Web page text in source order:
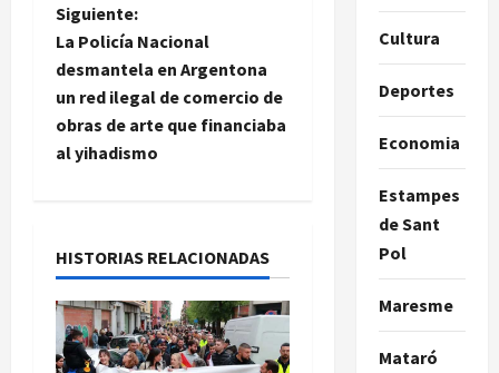
e
g
a
c
ó
n
d
Siguiente:
La Policía Nacional
desmantela en Argentona
un red ilegal de comercio de
obras de arte que financiaba
al yihadismo
HISTORIAS RELACIONADAS
Cultura
Deportes
Economia
Estampes
de Sant
Pol
Maresme
Mataró